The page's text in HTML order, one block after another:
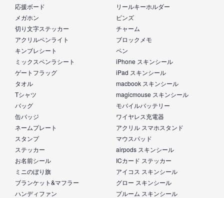
応援ボード
メガホン
切り文字ステッカー
アクリルペンライト
キンブレシート
ミックスペンラシート
ゲートフラッグ
タオル
Tシャツ
バッグ
缶バッジ
ネームプレート
スタンプ
ステッカー
お名前シール
ミニのぼり旗
ブランケット&マフラー
ハンディファン
リールキーホルダー
ピンズ
チャーム
ブロックメモ
ペン
iPhone スキンシール
iPad スキンシール
macbook スキンシール
magicmouse スキンシール
モバイルバッテリー
ワイヤレス充電器
アクリル スマホスタンド
マウスパッド
airpods スキンシール
ICカード ステッカー
アイコス スキンシール
グロー スキンシール
プルーム スキンシール